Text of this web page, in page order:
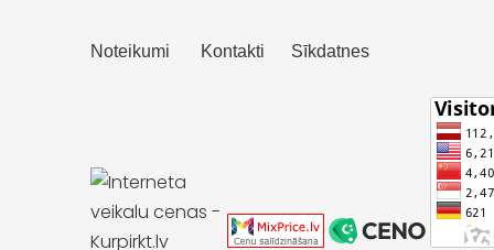
Noteikumi Kontakti Sīkdatnes